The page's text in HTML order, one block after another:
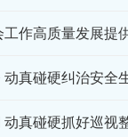
作高质量发展提
真碰硬纠治安全